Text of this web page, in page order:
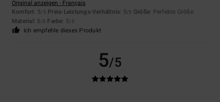
Original anzeigen - Français
Komfort: 5/5 Preis-Leistungs-Verhältnis: 5/5 Größe: Perfekte Größe
Material: 5 /5 Farbe: 5/5
Ich empfehle dieses Produkt
5/5